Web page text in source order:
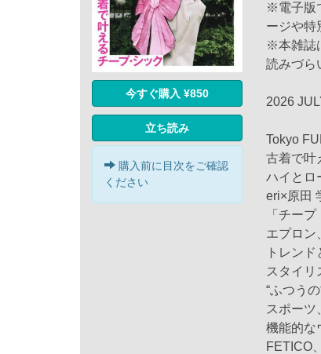
今すぐ購入 ¥850
立ち読み
購入前に目次をご確認
ください
※電子版
ージや特
※本雑誌
読みづら
2026
Tokyo
古着で叶
ハイとロ
eri×原田
「チー
エプロン
トレン
スタイリ
“ふつう
スポーツ
機能的な
FETICO